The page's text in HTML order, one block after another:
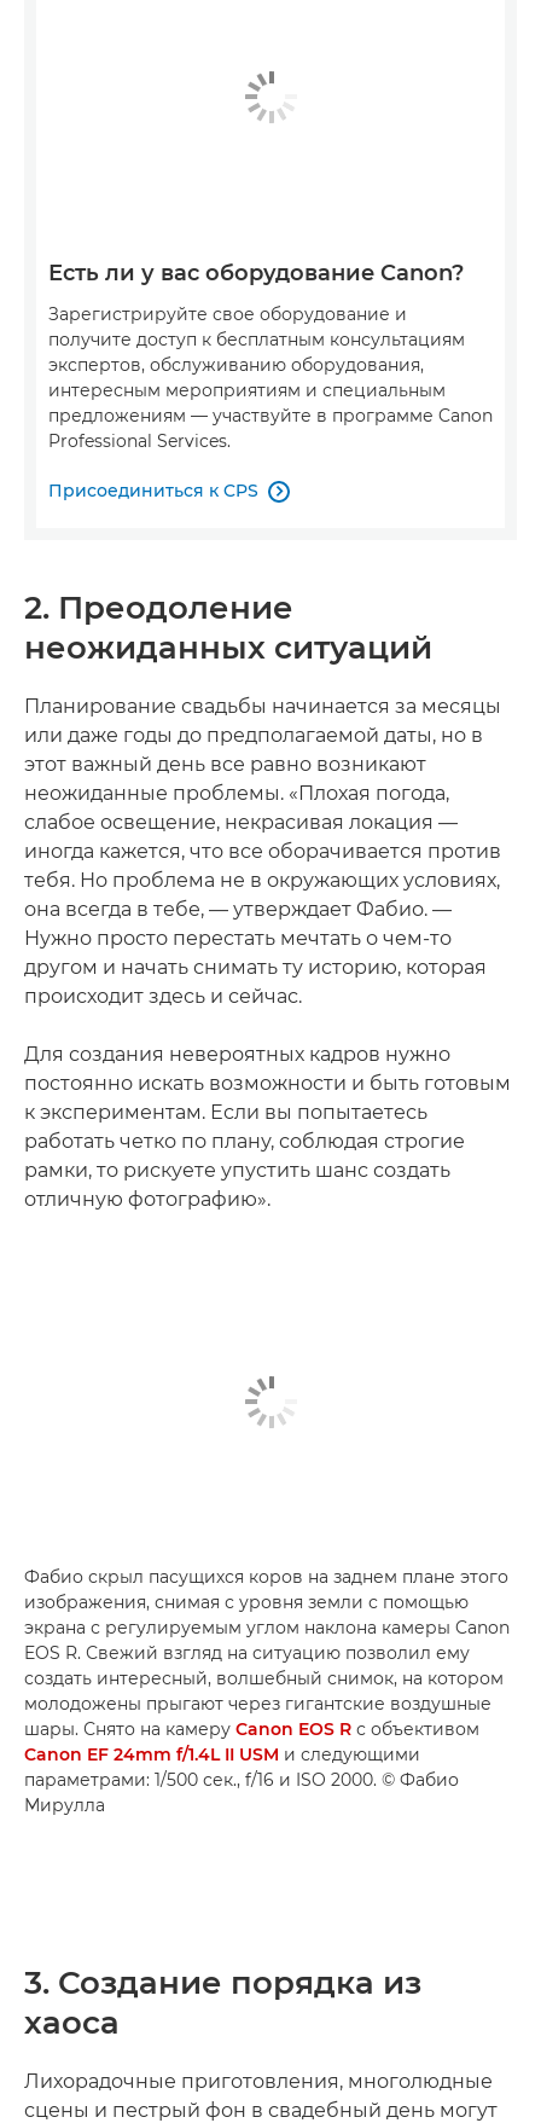
Есть ли у вас оборудование Canon?
Зарегистрируйте свое оборудование и
получите доступ к бесплатным консультациям
экспертов, обслуживанию оборудования,
интересным мероприятиям и специальным
предложениям — участвуйте в программе Canon
Professional Services.
Присоединиться к CPS 
2. Преодоление
неожиданных ситуаций
Планирование свадьбы начинается за месяцы
или даже годы до предполагаемой даты, но в
этот важный день все равно возникают
неожиданные проблемы. «Плохая погода,
слабое освещение, некрасивая локация —
иногда кажется, что все оборачивается против
тебя. Но проблема не в окружающих условиях,
она всегда в тебе, — утверждает Фабио. —
Нужно просто перестать мечтать о чем-то
другом и начать снимать ту историю, которая
происходит здесь и сейчас.
Для создания невероятных кадров нужно
постоянно искать возможности и быть готовым
к экспериментам. Если вы попытаетесь
работать четко по плану, соблюдая строгие
рамки, то рискуете упустить шанс создать
отличную фотографию».
Фабио скрыл пасущихся коров на заднем плане этого
изображения, снимая с уровня земли с помощью
экрана с регулируемым углом наклона камеры Canon
EOS R. Свежий взгляд на ситуацию позволил ему
создать интересный, волшебный снимок, на котором
молодожены прыгают через гигантские воздушные
шары. Снято на камеру Canon EOS R с объективом
Canon EF 24mm f/1.4L II USM и следующими
параметрами: 1/500 сек., f/16 и ISO 2000. © Фабио
Мирулла
3. Создание порядка из
хаоса
Лихорадочные приготовления, многолюдные
сцены и пестрый фон в свадебный день могут